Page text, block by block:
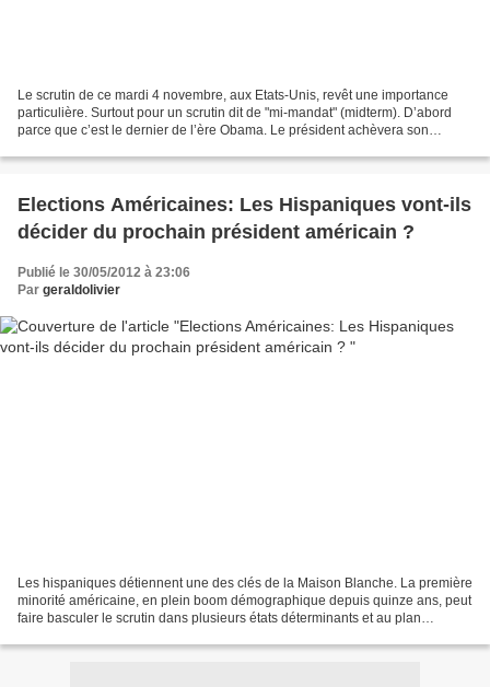
Le scrutin de ce mardi 4 novembre, aux Etats-Unis, revêt une importance
particulière. Surtout pour un scrutin dit de "mi-mandat" (midterm). D’abord
parce que c’est le dernier de l’ère Obama. Le président achèvera son
Elections Américaines: Les Hispaniques vont-ils
décider du prochain président américain ?
Publié le 30/05/2012 à 23:06
Par geraldolivier
Les hispaniques détiennent une des clés de la Maison Blanche. La première
minorité américaine, en plein boom démographique depuis quinze ans, peut
faire basculer le scrutin dans plusieurs états déterminants et au plan